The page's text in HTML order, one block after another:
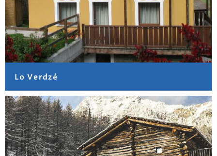
Lo Verdzé